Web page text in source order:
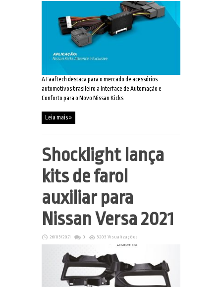
A Faaftech destaca para o mercado de acessórios
automotivos brasileiro a Interface de Automação e
Conforto para o Novo Nissan Kicks
Leia mais »
Shocklight lança
kits de farol
auxiliar para
Nissan Versa 2021
26/03/2021 0 3203 Visualizações